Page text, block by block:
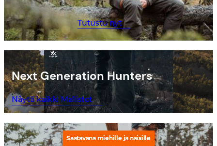
Tutustu nyt
Next Generation Hunters
Näytä kaikki Mallistot
Saatavana miehille ja naisille